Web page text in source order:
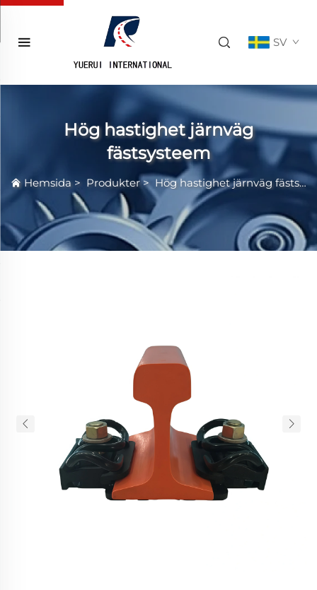
SV
Hög hastighet järnväg
fästsysteem
Hemsida > Produkter> Hög hastighet järnväg fästsysteem